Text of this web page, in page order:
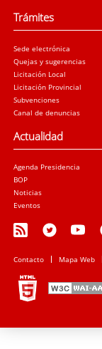
Trámites
Sede electrónica
Quejas y sugerencias
Licitación Local
Licitación Provincial
Subvenciones
Canal de denuncias
Actualidad
Agenda Presidencia
BOP
Noticias
Eventos
Contacto Mapa Web